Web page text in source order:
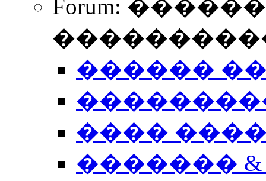
Forum:
������
����
�������